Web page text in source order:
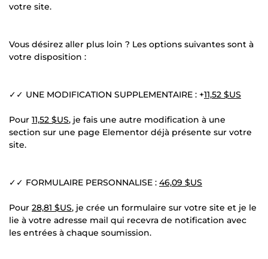
votre site.
Vous désirez aller plus loin ? Les options suivantes sont à
votre disposition :
✓✓ UNE MODIFICATION SUPPLEMENTAIRE : +11,52 $US
Pour 11,52 $US, je fais une autre modification à une
section sur une page Elementor déjà présente sur votre
site.
✓✓ FORMULAIRE PERSONNALISE : 46,09 $US
Pour 28,81 $US, je crée un formulaire sur votre site et je le
lie à votre adresse mail qui recevra de notification avec
les entrées à chaque soumission.